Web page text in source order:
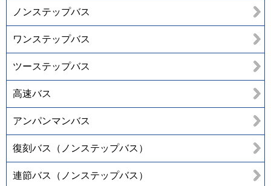
ノンステップバス
ワンステップバス
ツーステップバス
高速バス
アンパンマンバス
復刻バス（ノンステップバス）
連節バス（ノンステップバス）